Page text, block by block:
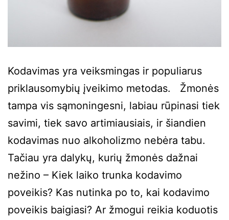
Kodavimas yra veiksmingas ir populiarus
priklausomybių įveikimo metodas. Žmonės
tampa vis sąmoningesni, labiau rūpinasi tiek
savimi, tiek savo artimiausiais, ir šiandien
kodavimas nuo alkoholizmo nebėra tabu.
Tačiau yra dalykų, kurių žmonės dažnai
nežino – Kiek laiko trunka kodavimo
poveikis? Kas nutinka po to, kai kodavimo
poveikis baigiasi? Ar žmogui reikia koduotis